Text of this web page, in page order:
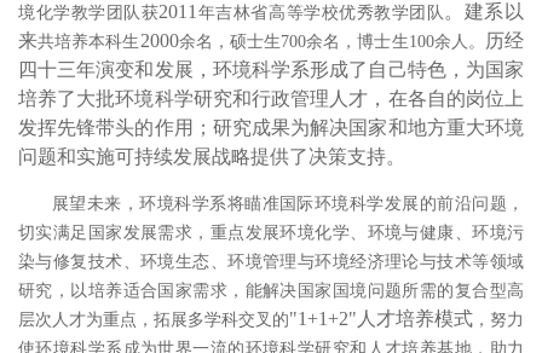
境化学教学团队获2011年吉林省高等学校优秀教学团队。建系以
来共培养本科生2000余名，硕士生700余名，博士生100余人。 历经
四十三年演变和发展，环境科学系形成了自己特色，为国家
培养了大批环境科学研究和行政管理人才，在各自的岗位上
发挥先锋带头的作用；研究成果为解决国家和地方重大环境
问题和实施可持续发展战略提供了决策支持。
展望未来，环境科学系将瞄准国际环境科学发展的前沿问题，
切实满足国家发展需求， 重点发展环境化学、环境与健康、环境污
染与修复技术、环境生态、环境管理与环境经济理论与技术等领域
研究，以培养适合国家需求，能解决国家国境问题所需的复合型高
层次人才为重点， 拓展多学科交叉的"1+1+2"人才培养模式 ， 努力
使环境科学系成为世界一流的环境科学研究和人才培养基地，助力